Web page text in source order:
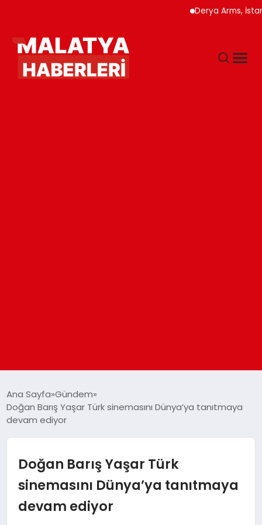
Derya Arms, İstanbul
GÜNDEM
DÜNYA
EĞITIM
Ana Sayfa Gündem
Doğan Barış Yaşar Türk sinemasını Dünya’ya tanıtmaya
devam ediyor
Doğan Barış Yaşar Türk
sinemasını Dünya’ya tanıtmaya
devam ediyor